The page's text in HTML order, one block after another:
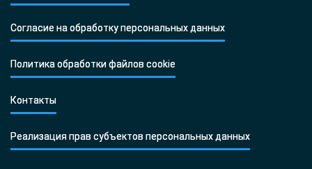
Согласие на обработку персональных данных
Политика обработки файлов cookie
Контакты
Реализация прав субъектов персональных данных